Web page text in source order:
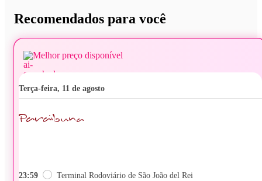
Recomendados para você
Melhor preço disponível
terça-feira, 11 de agosto
23:59 Terminal Rodoviário de São João del Rei